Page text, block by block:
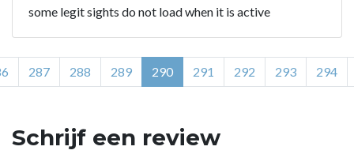
some legit sights do not load when it is active
287 288 289 290 291 292 293 294
Schrijf een review